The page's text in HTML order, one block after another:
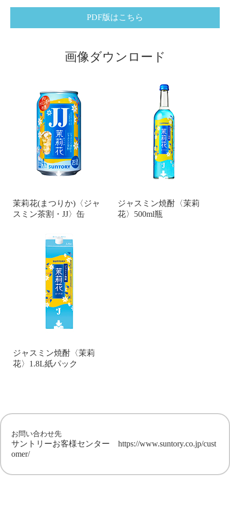
PDF版はこちら
画像ダウンロード
茉莉花(まつりか)〈ジャ
スミン茶割・JJ〉缶
ジャスミン焼酎〈茉莉
花〉500ml瓶
ジャスミン焼酎〈茉莉
花〉1.8L紙パック
お問い合わせ先
サントリーお客様センター https://www.suntory.co.jp/cust
omer/